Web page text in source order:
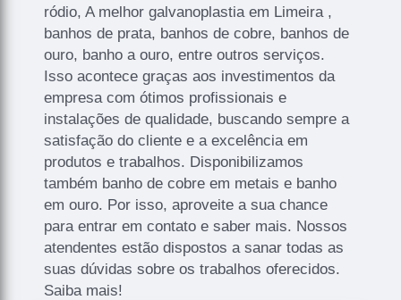
ródio, A melhor galvanoplastia em Limeira ,
banhos de prata, banhos de cobre, banhos de
ouro, banho a ouro, entre outros serviços.
Isso acontece graças aos investimentos da
empresa com ótimos profissionais e
instalações de qualidade, buscando sempre a
satisfação do cliente e a excelência em
produtos e trabalhos. Disponibilizamos
também banho de cobre em metais e banho
em ouro. Por isso, aproveite a sua chance
para entrar em contato e saber mais. Nossos
atendentes estão dispostos a sanar todas as
suas dúvidas sobre os trabalhos oferecidos.
Saiba mais!